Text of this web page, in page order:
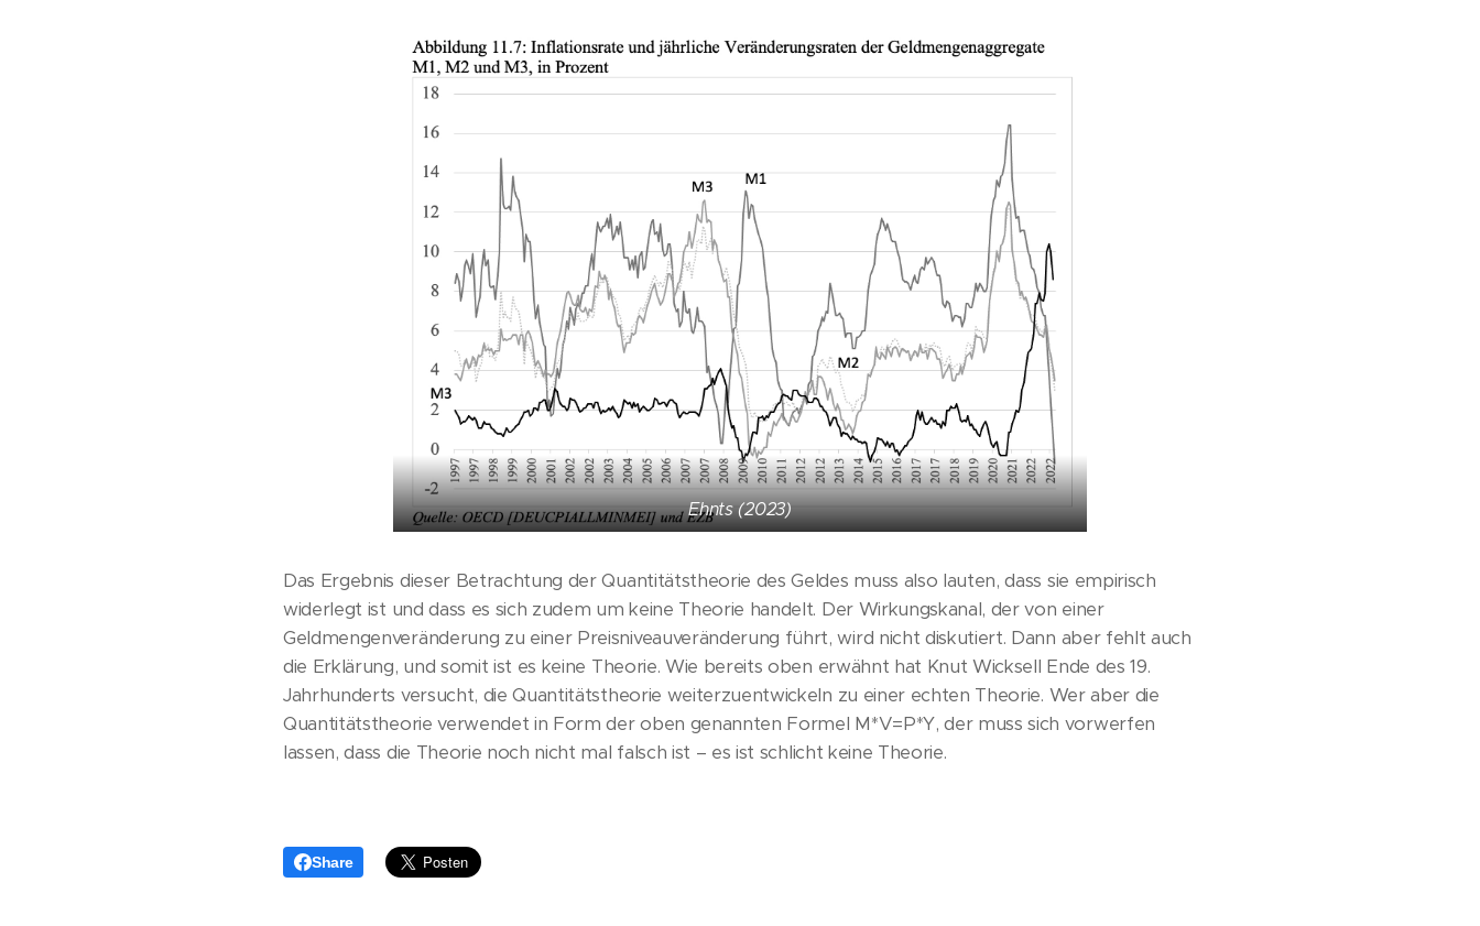
Ehnts (2023)
Das Ergebnis dieser Betrachtung der Quantitätstheorie des Geldes muss also lauten, dass sie empirisch
widerlegt ist und dass es sich zudem um keine Theorie handelt. Der Wirkungskanal, der von einer
Geldmengenveränderung zu einer Preisniveauveränderung führt, wird nicht diskutiert. Dann aber fehlt auch
die Erklärung, und somit ist es keine Theorie. Wie bereits oben erwähnt hat Knut Wicksell Ende des 19.
Jahrhunderts versucht, die Quantitätstheorie weiterzuentwickeln zu einer echten Theorie. Wer aber die
Quantitätstheorie verwendet in Form der oben genannten Formel M*V=P*Y, der muss sich vorwerfen
lassen, dass die Theorie noch nicht mal falsch ist – es ist schlicht keine Theorie.
Share